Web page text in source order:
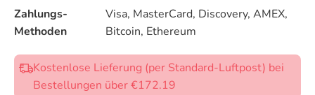
Zahlungs-
Methoden
Visa, MasterCard, Discovery, AMEX,
Bitcoin, Ethereum
Kostenlose Lieferung (per Standard-Luftpost) bei
Bestellungen über €172.19